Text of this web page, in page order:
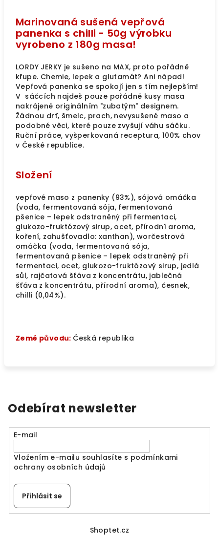
Marinovaná sušená vepřová
panenka s chilli - 50g výrobku
vyrobeno z 180g masa!
LORDY JERKY je sušeno na MAX, proto pořádně
křupe. Chemie, lepek a glutamát? Ani nápad!
Vepřová panenka se spokojí jen s tím nejlepším!
V sáčcích najdeš pouze pořádné kusy masa
nakrájené originálním "zubatým" designem.
Žádnou drť, šmelc, prach, nevysušené maso a
podobné věci, které pouze zvyšují váhu sáčku.
Ruční práce, vyšperkovaná receptura, 100% chov
v České republice.
Složení
vepřové maso z panenky (93%), sójová omáčka
(voda, fermentovaná sója, fermentovaná
pšenice – lepek odstraněný při fermentaci,
glukozo-fruktózový sirup, ocet, přírodní aroma,
koření, zahušťovadlo: xanthan), worčestrová
omáčka (voda, fermentovaná sója,
fermentovaná pšenice – lepek odstraněný při
fermentaci, ocet, glukozo-fruktózový sirup, jedlá
sůl, rajčatová šťáva z koncentrátu, jablečná
šťáva z koncentrátu, přírodní aroma), česnek,
chilli (0,04%).
Země původu: Česká republika
Odebírat newsletter
E-mail
Vložením e-mailu souhlasíte s podmínkami
ochrany osobních údajů
Přihlásit se
Shoptet.cz